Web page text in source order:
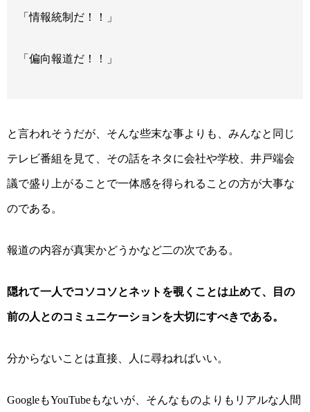
「情報統制だ！！」
「偏向報道だ！！」
と言われそうだが、そんな些末な事よりも、みんなと同じ
テレビ番組を見て、その話をネタに会社や学校、井戸端会
議で盛り上がることで一体感を得られることの方が大事な
のである。
報道の内容が真実かどうかなど二の次である。
隠れて一人でコソコソとネットを覗くことは止めて、目の
前の人とのコミュニケーションを大切にすべきである。
分からないことは直接、人に尋ねればいい。
GoogleもYouTubeもないが、そんなものよりもリアルな人間